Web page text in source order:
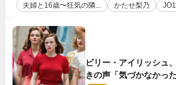
夫婦と16歳〜狂気の隣... かたせ梨乃 JO1
ビリー・アイリッシュ
きの声「気づかなかった